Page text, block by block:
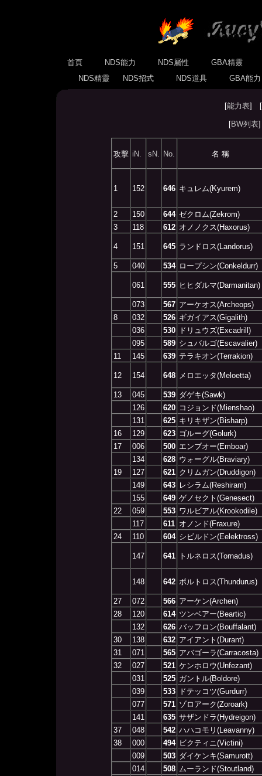
首頁 NDS能力 NDS屬性
GBA精靈
NDS精靈
NDS招式 NDS道具 GBA能
[能力表] [
[BW列表
攻擊 iN. sN. No. 名 稱
1 152 646 キュレム(Kyurem)
2 150 644 ゼクロム(Zekrom)
3
118 612 オノノクス(Haxorus)
4 151 645 ランドロス(Landorus)
5 040 534 ロープシン(Conkeldurr)
061 555 ヒヒダルマ(Darmanitan)
073 567 アーケオス(Archeops)
8
032 526 ギガイアス(Gigalith)
036
530
ドリュウズ(Excadrill)
095
589 シュバルゴ(Escavalier)
11
145 639 テラキオン(Terrakion)
12 154 648 メロエッタ(Meloetta)
13 045 539 ダゲキ(Sawk)
126
620 コジョンド(Mienshao)
131
625 キリキザン(Bisharp)
16
129 623 ゴルーグ(Golurk)
17
006 500 エンブオー(Emboar)
134
628 ウォーグル(Braviary)
19
127 621 クリムガン(Druddigon)
149
643 レシラム(Reshiram)
155
649 ゲノセクト(Genesect)
22
059 553 ワルビアル(Krookodile)
117
611 オノンド(Fraxure)
24
110 604 シビルドン(Eelektross)
147 641 トルネロス(Tornadus)
148 642 ボルトロス(Thundurus)
27 072 566 アーケン(Archen)
28
120 614 ツンベアー(Beartic)
132
626 バッフロン(Bouffalant)
30
138 632 アイアント(Durant)
31
071 565 アバゴーラ(Carracosta)
32
027 521 ケンホロウ(Unfezant)
031
525 ガントル(Boldore)
039
533
ドテッコツ(Gurdurr)
077
571 ゾロアーク(Zoroark)
141
635 サザンドラ(Hydreigon)
37
048 542 ハハコモリ(Leavanny)
38
000 494 ビクティニ(Victini)
009
503 ダイケンキ(Samurott)
014
508 ムーランド(Stoutland)